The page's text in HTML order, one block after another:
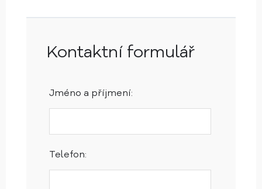
Kontaktní formulář
Jméno a příjmení:
Telefon: